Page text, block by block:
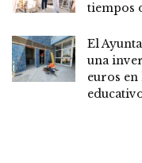
tiempos
El
una
euros